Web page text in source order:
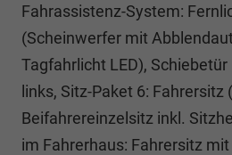
Fahrassistenz-System:
(Scheinwerfer mit
Tagfahrlicht LED),
links, Sitz-Paket 6: Fahrersitz
Beifahrereinzelsitz inkl.
im Fahrerhaus: Fahrersitz